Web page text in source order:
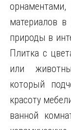
материалов
природы в
Плитка с
или
который
красоту
ванной